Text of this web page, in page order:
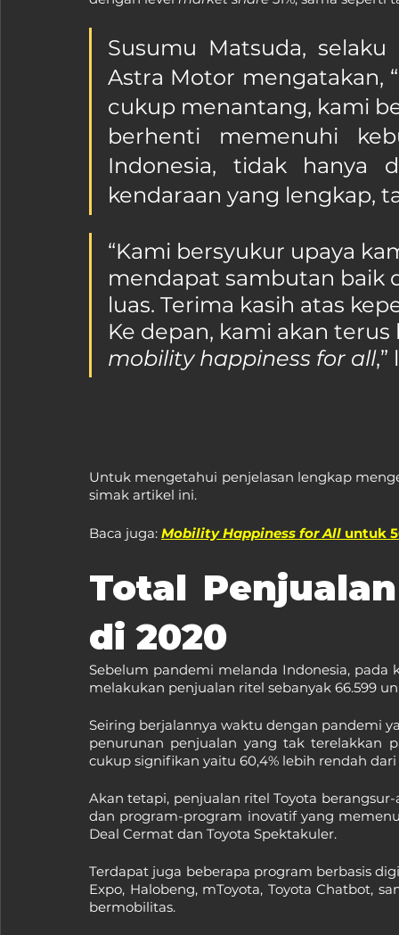
Susumu Matsuda, selaku
Astra Motor mengatakan,
cukup menantang, kami
berhenti memenuhi
Indonesia, tidak hanya
kendaraan yang lengkap,
“Kami bersyukur upaya
mendapat sambutan baik
luas. Terima kasih atas
Ke depan, kami akan
mobility happiness for all
Untuk mengetahui penjelasan lengkap
simak artikel ini.
Baca juga: Mobility Happiness for All untuk
Total
di 2020
Sebelum pandemi melanda Indonesia, pada
melakukan penjualan ritel sebanyak 66.599
Seiring berjalannya waktu dengan pandemi
penurunan penjualan yang tak terelakkan
cukup signifikan yaitu 60,4% lebih rendah
Akan tetapi, penjualan ritel Toyota
dan program-program inovatif yang
Deal Cermat dan Toyota Spektakuler.
Terdapat juga beberapa program berbasis
Expo, Halobeng, mToyota, Toyota Chatbot,
bermobilitas.